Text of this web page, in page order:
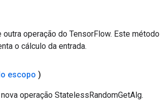
operação do TensorFlow. Este método
o cálculo da entrada.
escopo )
operação StatelessRandomGetAlg.